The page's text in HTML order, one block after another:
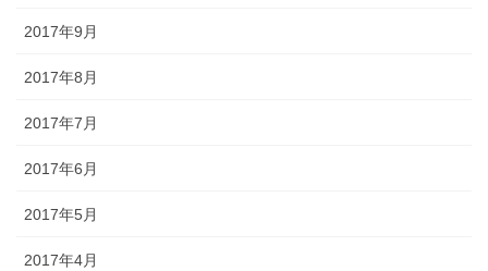
2017年9月
2017年8月
2017年7月
2017年6月
2017年5月
2017年4月